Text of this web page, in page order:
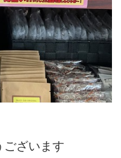
ございます